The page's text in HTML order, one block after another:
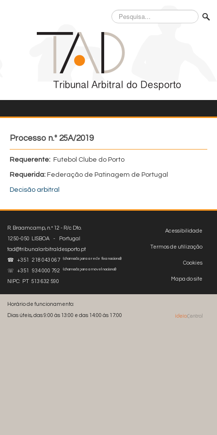
Pesquisa...
Processo n.º 25A/2019
Requerente: Futebol Clube do Porto
Requerida: Federação de Patinagem de Portugal
Decisão arbitral
Acessibilidade
Termos de utilização
Cookies
Mapa do site
R. Braamcamp, n.º 12 - R/c Dto.
1250-050 LISBOA - Portugal
tad@tribunalarbitraldesporto.pt
☎ +351 218 043 067
(chamada para a rede fixa nacional)
☏ +351 934 000 792 (chamada para a móvel nacional)
NIPC: PT 513 632 590
Horário de funcionamento:
Dias úteis, das 9:00 às 13:00 e das 14:00 às 17:00